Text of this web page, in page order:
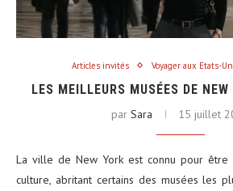
Articles invités Voyager aux Etats-
LES MEILLEURS MUSÉES DE
par Sara 15 juillet
La ville de New York est connu pour
culture, abritant certains des musées les